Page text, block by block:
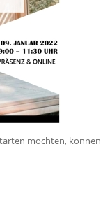
möchten,